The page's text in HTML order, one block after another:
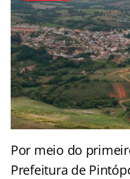
Por meio do
Prefeitura de